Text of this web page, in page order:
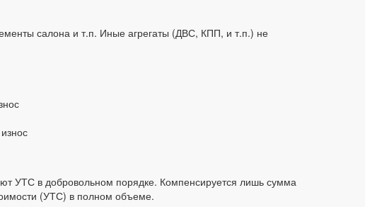
салона и т.п. Иные агрегаты (ДВС, КПП, и т.п.) не
УТС в добровольном порядке. Компенсируется лишь сумма
(УТС) в полном объеме.